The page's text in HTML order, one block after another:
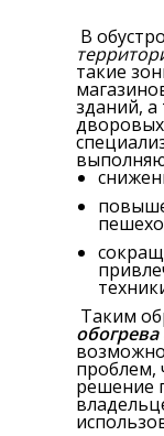
В
такие
зданий, а
Таким
проблем,
решение